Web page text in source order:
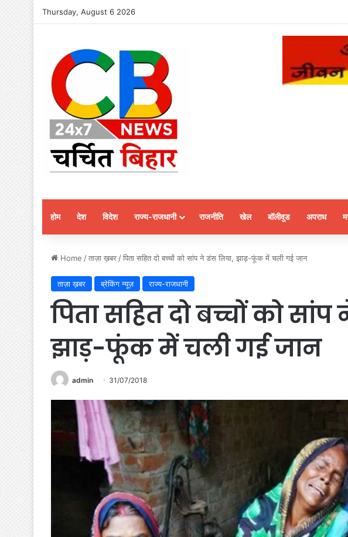
Thursday, August 6 2026
होम देश विदेश राज्य-राजधानी राजनीति खेल बॉलीवुड अपराध
Home /ताज़ा ख़बर /पिता सहित दो बच्चों को सांप ने डंस लिया, झाड़-फूंक में चली गई जान
ताज़ा ख़बर ब्रेकिंग न्यूज़ राज्य-राजधानी
पिता सहित दो बच्चों को
झाड़-फूंक में चली गई जान
admin 31/07/2018